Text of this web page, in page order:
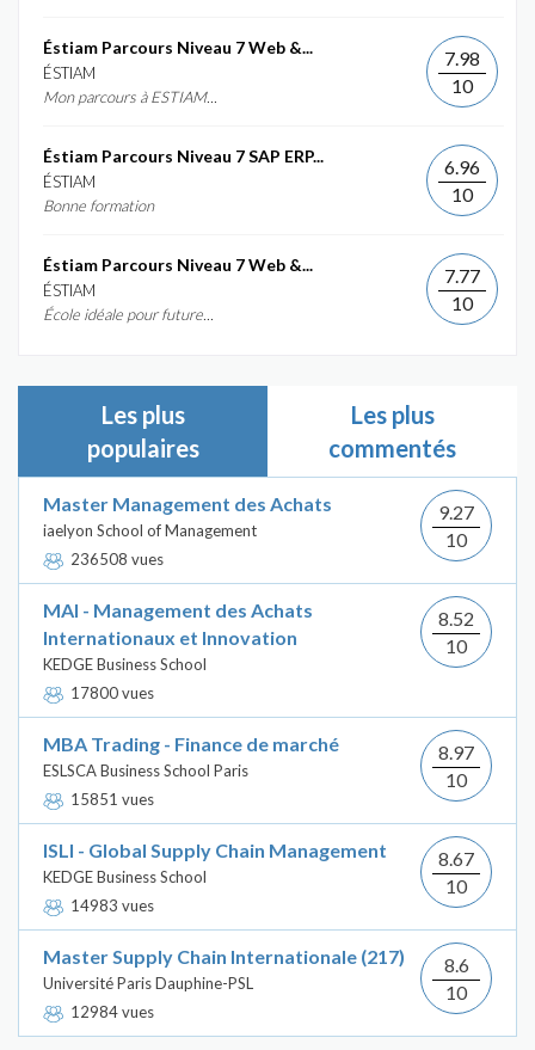
Éstiam Parcours Niveau 7 Web &...
ÉSTIAM
Mon parcours à ESTIAM...
7.98
10
Éstiam Parcours Niveau 7 SAP ERP...
ÉSTIAM
Bonne formation
6.96
10
Éstiam Parcours Niveau 7 Web &...
ÉSTIAM
École idéale pour future...
7.77
10
Les plus
populaires
Les plus
commentés
Master Management des Achats
iaelyon School of Management
236508 vues
9.27
10
MAI - Management des Achats
Internationaux et Innovation
KEDGE Business School
17800 vues
8.52
10
MBA Trading - Finance de marché
ESLSCA Business School Paris
15851 vues
8.97
10
ISLI - Global Supply Chain Management
KEDGE Business School
14983 vues
8.67
10
Master Supply Chain Internationale (217)
Université Paris Dauphine-PSL
12984 vues
8.6
10